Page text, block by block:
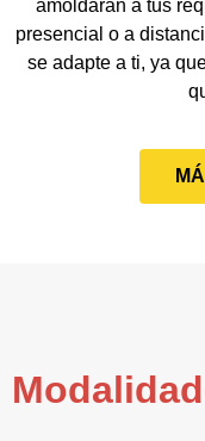
amoldarán a tus
presencial o a
se adapte a ti, ya